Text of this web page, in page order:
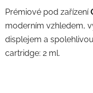
Prémiové pod zařízení
moderním vzhledem,
displejem a
cartridge: 2 ml.